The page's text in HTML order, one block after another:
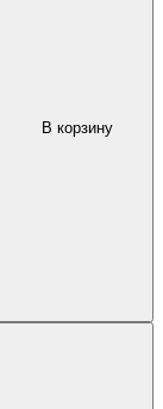
В корзину